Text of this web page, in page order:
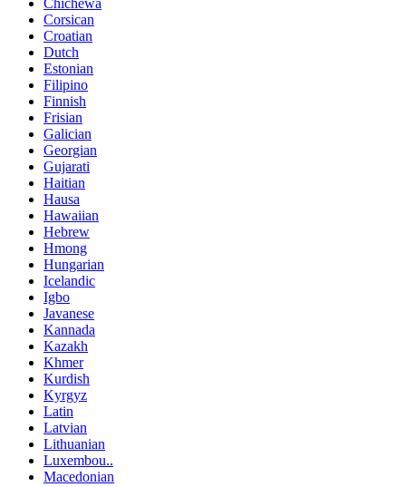
Chichewa
Corsican
Croatian
Dutch
Estonian
Filipino
Finnish
Frisian
Galician
Georgian
Gujarati
Haitian
Hausa
Hawaiian
Hebrew
Hmong
Hungarian
Icelandic
Igbo
Javanese
Kannada
Kazakh
Khmer
Kurdish
Kyrgyz
Latin
Latvian
Lithuanian
Luxembou..
Macedonian